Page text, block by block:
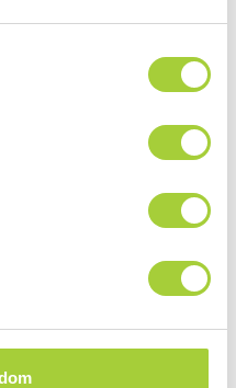
küszöb
egyediségét
minták, fotók